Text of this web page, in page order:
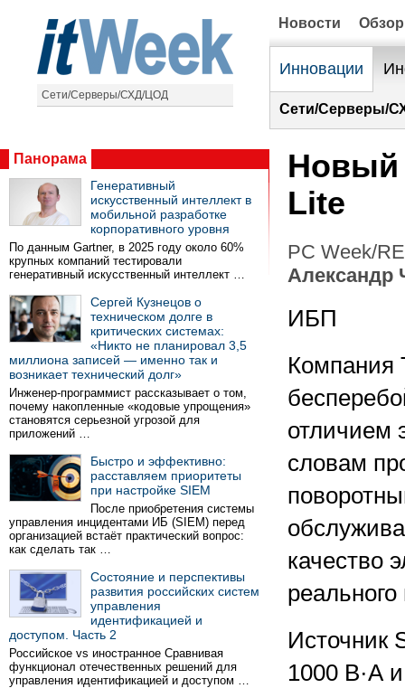
Сети/Серверы/СХД/ЦОД
Новости
Инновации
Сети/Серверы/
Панорама
Генеративный
искусственный интеллект в
мобильной разработке
корпоративного уровня
По данным Gartner, в 2025 году около 60%
крупных компаний тестировали
генеративный искусственный интеллект …
Сергей Кузнецов о
техническом долге в
критических системах:
«Никто не планировал 3,5
миллиона записей — именно так и
возникает технический долг»
Инженер-программист рассказывает о том,
почему накопленные «кодовые упрощения»
становятся серьезной угрозой для
приложений …
Быстро и эффективно:
расставляем приоритеты
при настройке SIEM
После приобретения системы
управления инцидентами ИБ (SIEM) перед
организацией встаёт практический вопрос:
как сделать так …
Состояние и перспективы
развития российских систем
управления
идентификацией и
доступом. Часть 2
Российское vs иностранное Сравнивая
функционал отечественных решений для
управления идентификацией и доступом …
Новый
Lite
PC Week/
Александр
ИБП
Компания
отличием
словам
качество
Источник
1000 В·А